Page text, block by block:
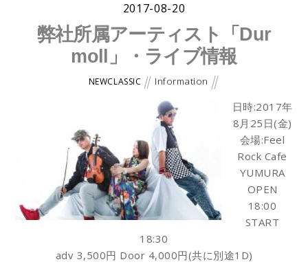
2017-08-20
弊社所属アーティスト「Dur
moll」・ライブ情報
NEWCLASSIC Information
日時:2017年
8月25日(金)
会場:Feel
Rock Cafe
YUMURA
OPEN
18:00
START
18:30
adv 3,500円 Door 4,000円(共に別途1D)